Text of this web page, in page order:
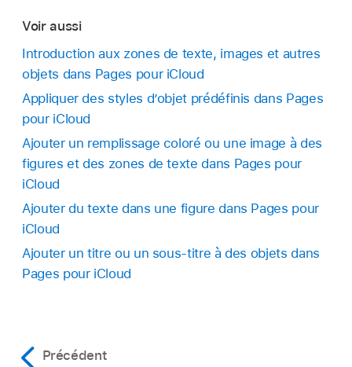
les outils qui s’affichent pour obtenir l’aspect
souhaité.
Remarque :si l’objet est un graphique, la
bordure est un simple contour qui ne peut pas
être personnalisé.
Dans la
cliquez sur l’onglet Style.
Faites glisser le curseur d’opacité.
Voir aussi
Introduction aux zones de texte, images et autres
objets dans Pages pour iCloud
Appliquer des styles d’objet prédéfinis dans Pages
pour iCloud
Ajouter un remplissage coloré ou une image à des
figures et des zones de texte dans Pages pour
iCloud
Ajouter du texte dans une figure dans Pages pour
iCloud
Ajouter un titre ou un sous-titre à des objets dans
Pages pour iCloud
Précédent